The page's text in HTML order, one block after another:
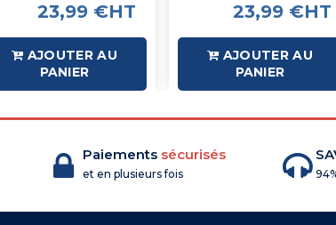
23,99 €HT
AJOUTER AU
PANIER
23,99 €HT
AJOUTER AU
PANIER
Paiements sécurisés
et en plusieurs fois